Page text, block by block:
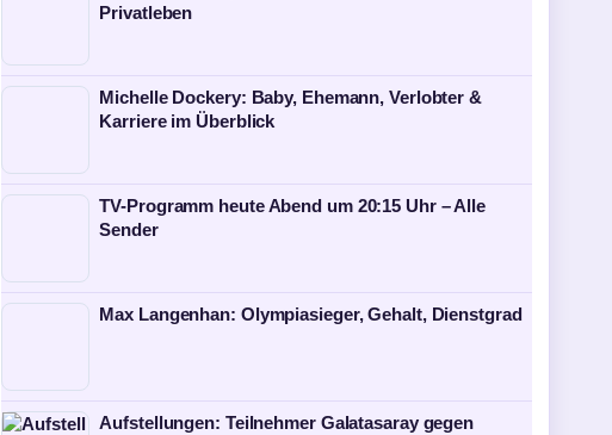
Privatleben
Michelle Dockery: Baby, Ehemann, Verlobter &
Karriere im Überblick
TV-Programm heute Abend um 20:15 Uhr – Alle
Sender
Max Langenhan: Olympiasieger, Gehalt, Dienstgrad
Aufstellungen: Teilnehmer Galatasaray gegen